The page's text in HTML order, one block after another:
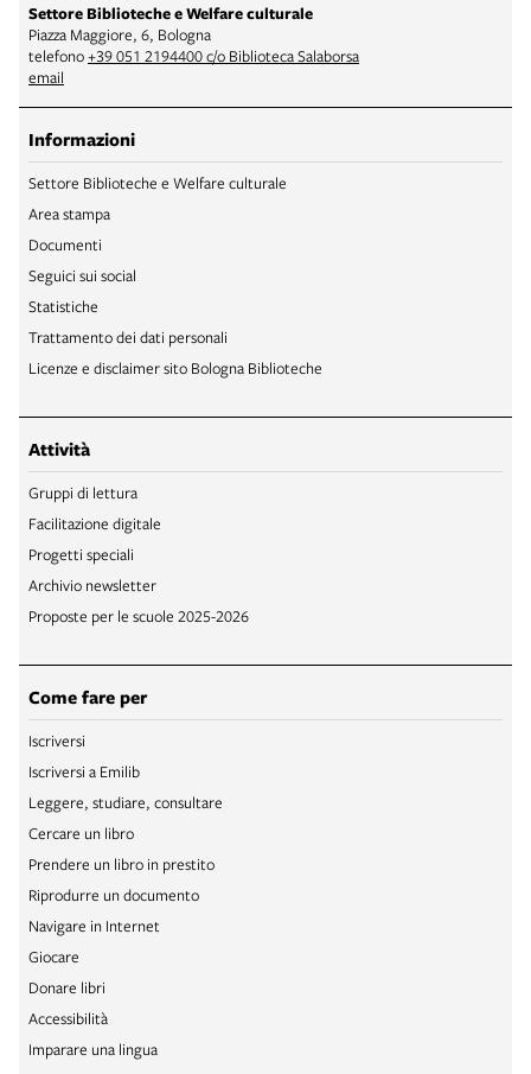
Settore Biblioteche e Welfare culturale
Piazza Maggiore, 6, Bologna
telefono+39 051 2194400 c/o Biblioteca Salaborsa
email
Informazioni
Settore Biblioteche e Welfare culturale
Area stampa
Documenti
Seguici sui social
Statistiche
Trattamento dei dati personali
Licenze e disclaimer sito Bologna Biblioteche
Attività
Gruppi di lettura
Facilitazione digitale
Progetti speciali
Archivio newsletter
Proposte per le scuole 2025-2026
Come fare per
Iscriversi
Iscriversi a Emilib
Leggere, studiare, consultare
Cercare un libro
Prendere un libro in prestito
Riprodurre un documento
Navigare in Internet
Giocare
Donare libri
Accessibilità
Imparare una lingua